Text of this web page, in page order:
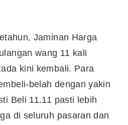
Jaminan Harga
wang 11 kali
kini kembali. Para
belah dengan yakin
Beli 11.11 pasti lebih
di seluruh pasaran dan